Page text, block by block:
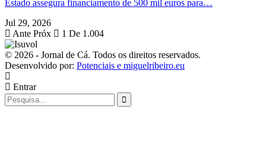
Estado assegura financiamento de 500 mil euros para…
Jul 29, 2026
Ante Próx 1 De 1.004
© 2026 - Jornal de Cá. Todos os direitos reservados.
Desenvolvido por: Potenciais e miguelribeiro.eu
Entrar